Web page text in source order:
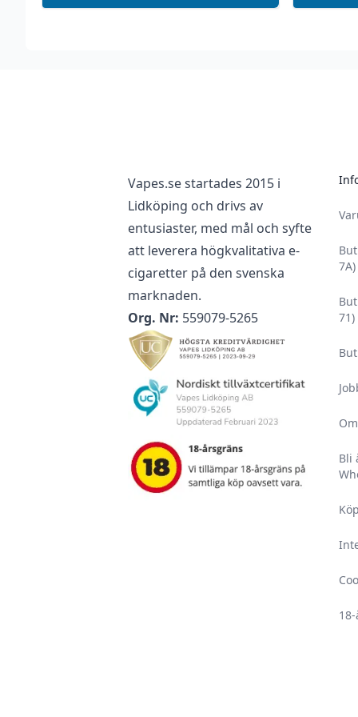
Uppsök alltid läkare och/eller akutmottagning om
Vapes.se startades 2015 i
Lidköping och drivs av
entusiaster, med mål och syfte
att leverera högkvalitativa e-
cigaretter på den svenska
marknaden.
Org. Nr: 559079-5265
7A)
71)
Bli